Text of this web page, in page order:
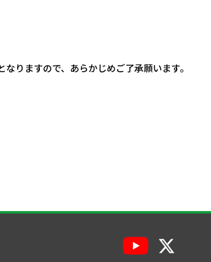
りますので、あらかじめご了承願います。